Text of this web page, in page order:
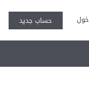
حساب جديد